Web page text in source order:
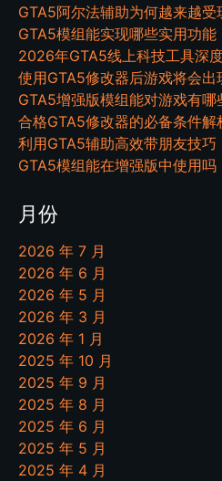
GTA5阿尔法辅助为何越来越受
GTA5模组能实现哪些实用功能
2026年GTA5线上科技工具深
使用GTA5修改器后游戏将会出
GTA5增强版模组能对游戏有哪
合格GTA5修改器的必备条件解
利用GTA5辅助高效带朋友技巧
GTA5模组能在增强版中使用吗
月份
2026 年 7 月
2026 年 6 月
2026 年 5 月
2026 年 3 月
2026 年 1 月
2025 年 10 月
2025 年 9 月
2025 年 8 月
2025 年 6 月
2025 年 5 月
2025 年 4 月